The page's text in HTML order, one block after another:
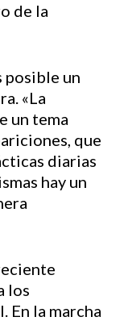
de la
posible un
«La
un tema
que
diarias
hay un
los
En la marcha